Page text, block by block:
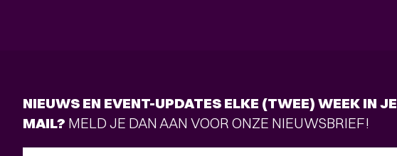
NIEUWS EN EVENT-UPDATES ELKE (TWEE) WEEK IN JE
MAIL? MELD JE DAN AAN VOOR ONZE NIEUWSBRIEF!